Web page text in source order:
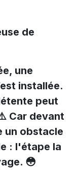
de
une
installée.
peut
Car devant
un obstacle
: l'étape la
😳